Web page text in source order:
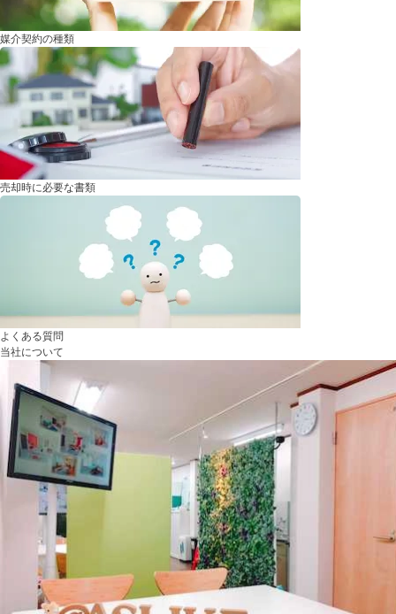
媒介契約の種類
売却時に必要な書類
よくある質問
当社について